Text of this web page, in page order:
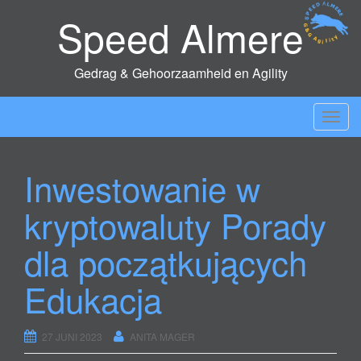
Speed Almere
Gedrag & Gehoorzaamheid en Agility
T
o
Inwestowanie w
kryptowaluty Porady
dla początkujących
Edukacja
27 JUNI 2023 ANITA MAGER